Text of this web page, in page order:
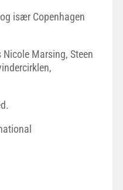
især Copenhagen
Marsing, Steen